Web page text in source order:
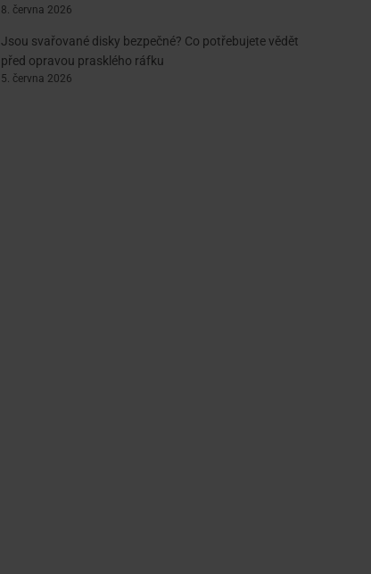
8. června 2026
Jsou svařované disky bezpečné? Co potřebujete vědět
před opravou prasklého ráfku
5. června 2026